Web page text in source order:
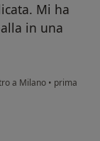
Mi ha
in una
a Milano • prima